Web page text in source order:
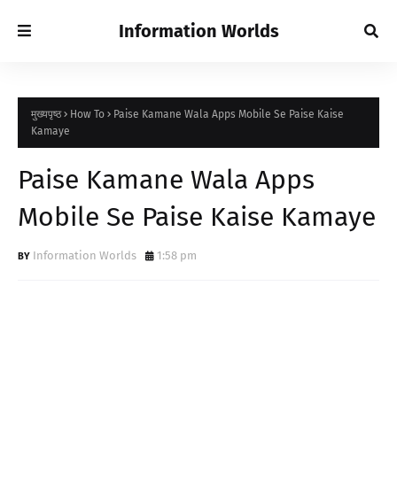
Information Worlds
मुख्यपृष्ठ How To
Paise Kamane Wala Apps Mobile Se Paise Kaise
Kamaye
Paise Kamane Wala Apps
Mobile Se Paise Kaise Kamaye
Information Worlds 1:58 pm